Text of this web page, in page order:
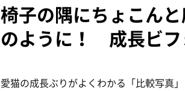
椅子の隅にちょこん
のように！ 成長ビフ
愛猫の成長ぶりがよくわかる「比較写真